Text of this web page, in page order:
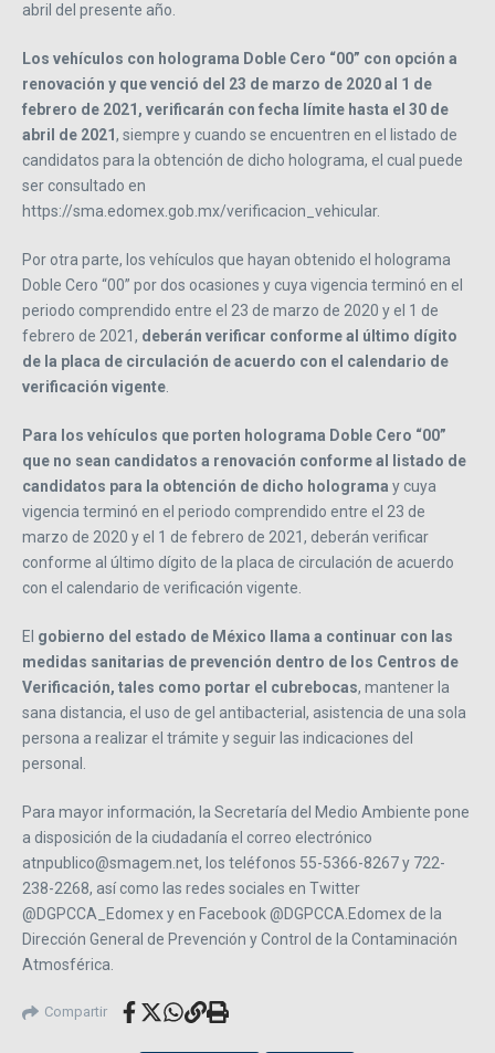
abril del presente año.
Los vehículos con holograma Doble Cero “00” con opción a
renovación y que venció del 23 de marzo de 2020 al 1 de
febrero de 2021, verificarán con fecha límite hasta el 30 de
abril de 2021, siempre y cuando se encuentren en el listado de
candidatos para la obtención de dicho holograma, el cual puede
ser consultado en
https://sma.edomex.gob.mx/verificacion_vehicular.
Por otra parte, los vehículos que hayan obtenido el holograma
Doble Cero “00” por dos ocasiones y cuya vigencia terminó en el
periodo comprendido entre el 23 de marzo de 2020 y el 1 de
febrero de 2021, deberán verificar conforme al último dígito
de la placa de circulación de acuerdo con el calendario de
verificación vigente.
Para los vehículos que porten holograma Doble Cero “00”
que no sean candidatos a renovación conforme al listado de
candidatos para la obtención de dicho holograma y cuya
vigencia terminó en el periodo comprendido entre el 23 de
marzo de 2020 y el 1 de febrero de 2021, deberán verificar
conforme al último dígito de la placa de circulación de acuerdo
con el calendario de verificación vigente.
El gobierno del estado de México llama a continuar con las
medidas sanitarias de prevención dentro de los Centros de
Verificación, tales como portar el cubrebocas, mantener la
sana distancia, el uso de gel antibacterial, asistencia de una sola
persona a realizar el trámite y seguir las indicaciones del
personal.
Para mayor información, la Secretaría del Medio Ambiente pone
a disposición de la ciudadanía el correo electrónico
atnpublico@smagem.net, los teléfonos 55-5366-8267 y 722-
238-2268, así como las redes sociales en Twitter
@DGPCCA_Edomex y en Facebook @DGPCCA.Edomex de la
Dirección General de Prevención y Control de la Contaminación
Atmosférica.
Compartir